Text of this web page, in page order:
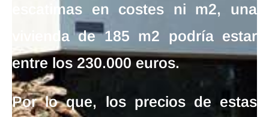
escatimas en costes ni m2, una
vivienda de 185 m2 podría estar
entre los 230.000 euros.
Por lo que, los precios de estas